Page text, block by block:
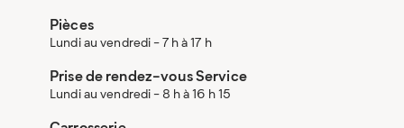
Pièces
Lundi au vendredi - 7 h à 17 h
Prise de rendez-vous Service
Lundi au vendredi - 8 h à 16 h 15